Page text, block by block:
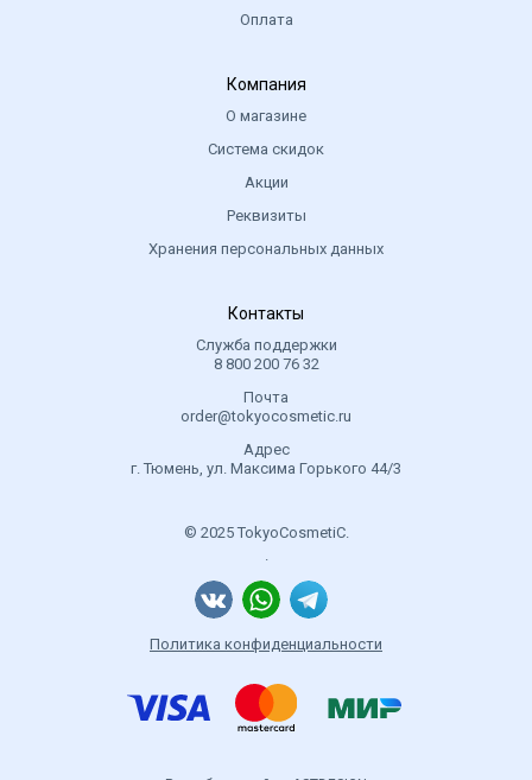
Оплата
Компания
О магазине
Система скидок
Акции
Реквизиты
Хранения персональных данных
Контакты
Служба поддержки
8 800 200 76 32
Почта
order@tokyocosmetic.ru
Адрес
г. Тюмень, ул. Максима Горького 44/3
© 2025 TokyoCosmetiC.
.
Политика конфиденциальности